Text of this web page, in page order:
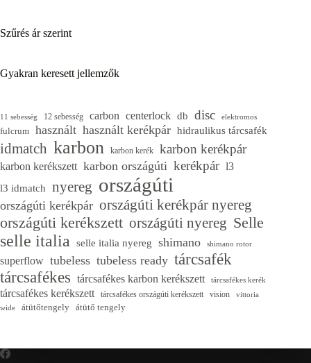
Szűrés ár szerint
Gyakran keresett jellemzők
11 sebesség 12 sebesség carbon centerlock db disc elektromos
fulcrum használt használt kerékpár hidraulikus tárcsafék
idmatch karbon karbon kerék karbon kerékpár
karbon kerékszett karbon országúti kerékpár l3
l3 idmatch nyereg országúti
országúti kerékpár országúti kerékpár nyereg
országúti kerékszett országúti nyereg Selle
selle italia selle italia nyereg shimano shimano rotor
superflow tubeless tubeless ready tárcsafék
tárcsafékes tárcsafékes karbon kerékszett tárcsafékes kerék
tárcsafékes kerékszett tárcsafékes országúti kerékszett vision
vittoria
wide
átütőtengely átütő tengely